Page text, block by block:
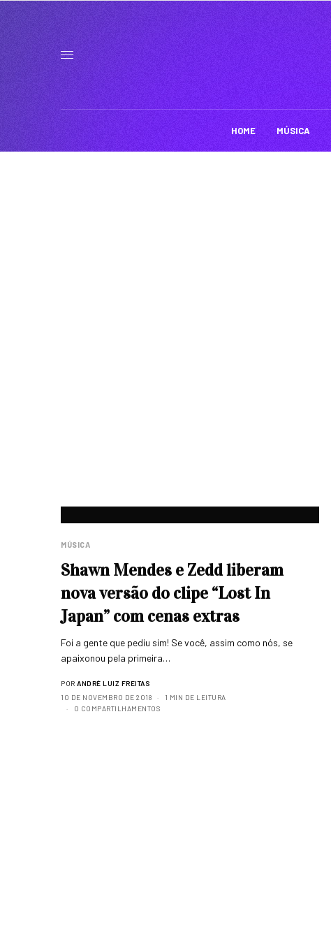
HOME MÚSICA
MÚSICA
Shawn Mendes e Zedd liberam
nova versão do clipe “Lost In
Japan” com cenas extras
Foi a gente que pediu sim! Se você, assim como nós, se
apaixonou pela primeira…
POR ANDRÉ LUIZ FREITAS
10 DE NOVEMBRO DE 2018
1 MIN DE LEITURA
0 COMPARTILHAMENTOS